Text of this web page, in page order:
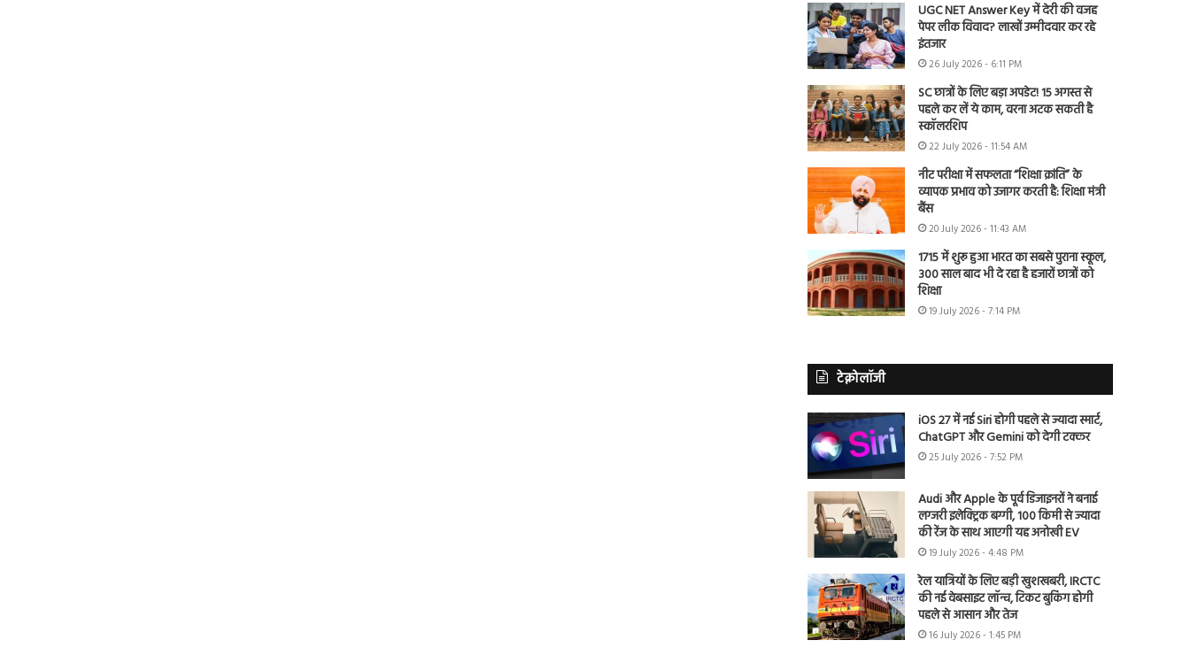
UGC NET Answer Key में देरी की वजह
पेपर लीक विवाद? लाखों उम्मीदवार कर रहे
इंतजार
26 July 2026 - 6:11 PM
SC छात्रों के लिए बड़ा अपडेट! 15 अगस्त से
पहले कर लें ये काम, वरना अटक सकती है
स्कॉलरशिप
22 July 2026 - 11:54 AM
नीट परीक्षा में सफलता “शिक्षा क्रांति” के
व्यापक प्रभाव को उजागर करती है: शिक्षा मंत्री
बैंस
20 July 2026 - 11:43 AM
1715 में शुरू हुआ भारत का सबसे पुराना स्कूल,
300 साल बाद भी दे रहा है हजारों छात्रों को
शिक्षा
19 July 2026 - 7:14 PM
टेक्नोलॉजी
iOS 27 में नई Siri होगी पहले से ज्यादा स्मार्ट,
ChatGPT और Gemini को देगी टक्कर
25 July 2026 - 7:52 PM
Audi और Apple के पूर्व डिजाइनरों ने बनाई
लग्जरी इलेक्ट्रिक बग्गी, 100 किमी से ज्यादा
की रेंज के साथ आएगी यह अनोखी EV
19 July 2026 - 4:48 PM
रेल यात्रियों के लिए बड़ी खुशखबरी, IRCTC
की नई वेबसाइट लॉन्च, टिकट बुकिंग होगी
पहले से आसान और तेज
16 July 2026 - 1:45 PM